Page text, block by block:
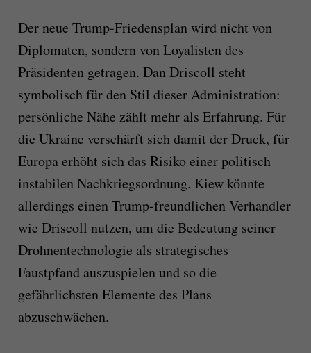
Der neue Trump-Friedensplan wird nicht von
Diplomaten, sondern von Loyalisten des
Präsidenten getragen. Dan Driscoll steht
symbolisch für den Stil dieser Administration:
persönliche Nähe zählt mehr als Erfahrung. Für
die Ukraine verschärft sich damit der Druck, für
Europa erhöht sich das Risiko einer politisch
instabilen Nachkriegsordnung. Kiew könnte
allerdings einen Trump-freundlichen Verhandler
wie Driscoll nutzen, um die Bedeutung seiner
Drohnentechnologie als strategisches
Faustpfand auszuspielen und so die
gefährlichsten Elemente des Plans
abzuschwächen.